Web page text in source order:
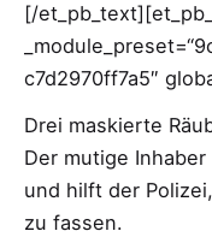
[/
c7d2970ff7a5″
Drei maskierte
Der mutige
und hilft der
zu fassen.